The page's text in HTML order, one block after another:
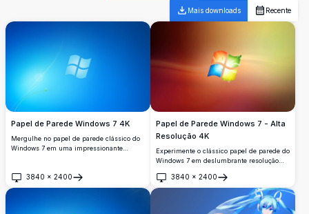
Mais downloads Recente
Papel de Parede Windows 7 4K
Mergulhe no papel de parede clássico do
Windows 7 em uma impressionante
Windows contra um fundo azul vibrante,
perfeito para monitores modernos e um
3840 × 2400
Abrir
Papel de Parede Windows 7 - Alta
Resolução 4K
Experimente o clássico papel de parede do
Windows 7 em deslumbrante resolução
apresenta o icônico logotipo do Windows
contra um fundo vibrante e em degradê,
perfeito para melhorar o apelo visual do
seu ambiente de trabalho com um toque
3840 × 2400
Abrir